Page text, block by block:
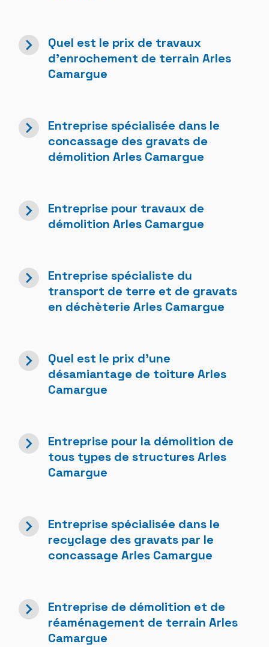
navigate_next
Quel est le prix de travaux
d'enrochement de terrain Arles
Camargue
navigate_next
Entreprise spécialisée dans le
concassage des gravats de
démolition Arles Camargue
navigate_next
Entreprise pour travaux de
démolition Arles Camargue
navigate_next
Entreprise spécialiste du
transport de terre et de gravats
en déchèterie Arles Camargue
navigate_next
Quel est le prix d'une
désamiantage de toiture Arles
Camargue
navigate_next
Entreprise pour la démolition de
tous types de structures Arles
Camargue
navigate_next
Entreprise spécialisée dans le
recyclage des gravats par le
concassage Arles Camargue
navigate_next
Entreprise de démolition et de
réaménagement de terrain Arles
Camargue